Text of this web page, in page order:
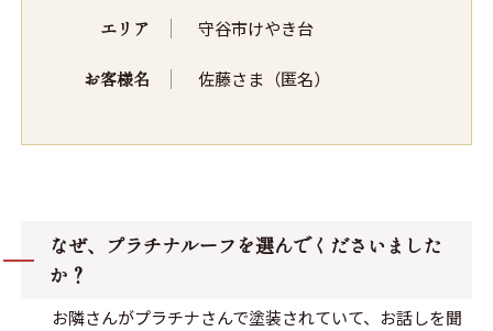
エリア 守谷市けやき台
お客様名 佐藤さま（匿名）
なぜ、プラチナルーフを選んでくださいました
か？
お隣さんがプラチナさんで塗装されていて、お話しを聞